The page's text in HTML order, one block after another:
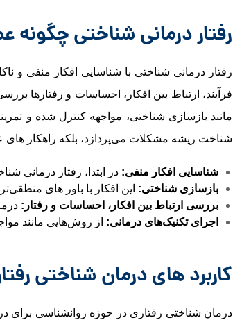
رفتار درمانی شناختی چگونه
رفتار درمانی شناختی با شناسایی افکار منفی و
فرآیند، ارتباط بین افکار، احساسات و رفتارها
مانند بازسازی شناختی، مواجهه کنترل ‌شده و
شناخت ریشه مشکلات می‌پردازد، بلکه راهکار های
شناسایی افکار منفی: در ابتدا، رفتار درمانی
بازسازی شناختی: این افکار با باور های
بررسی ارتباط بین افکار، احساسات و رفتار :
اجرای تکنیک‌های درمانی: از روش‌هایی مانند
کاربرد های درمان شناختی
درمان شناختی رفتاری در حوزه روانشناسی